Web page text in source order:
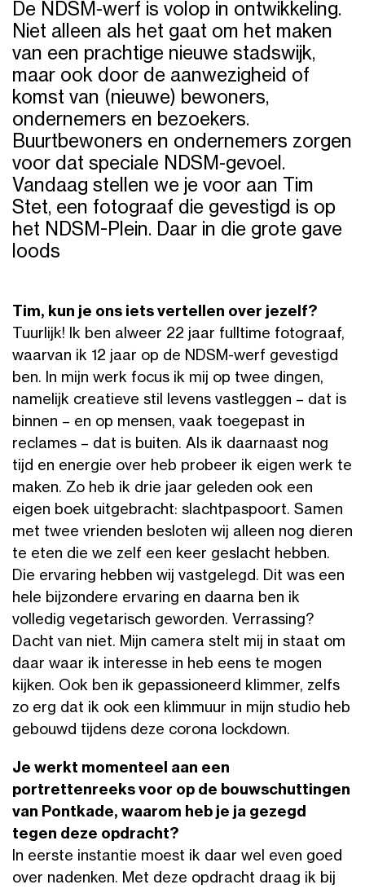
Tim
neemt
je
mee
in
zijn
werk
De NDSM-werf is volop in ontwikkeling.
Niet alleen als het gaat om het maken
van een prachtige nieuwe stadswijk,
maar ook door de aanwezigheid of
komst van (nieuwe) bewoners,
ondernemers en bezoekers.
Buurtbewoners en ondernemers zorgen
voor dat speciale NDSM-gevoel.
Vandaag stellen we je voor aan Tim
Stet, een fotograaf die gevestigd is op
het NDSM-Plein. Daar in die grote gave
loods
Tim, kun je ons iets vertellen over jezelf?
Tuurlijk! Ik ben alweer 22 jaar fulltime fotograaf,
waarvan ik 12 jaar op de NDSM-werf gevestigd
ben. In mijn werk focus ik mij op twee dingen,
namelijk creatieve stil levens vastleggen – dat is
binnen – en op mensen, vaak toegepast in
reclames – dat is buiten. Als ik daarnaast nog
tijd en energie over heb probeer ik eigen werk te
maken. Zo heb ik drie jaar geleden ook een
eigen boek uitgebracht: slachtpaspoort. Samen
met twee vrienden besloten wij alleen nog dieren
te eten die we zelf een keer geslacht hebben.
Die ervaring hebben wij vastgelegd. Dit was een
hele bijzondere ervaring en daarna ben ik
volledig vegetarisch geworden. Verrassing?
Dacht van niet. Mijn camera stelt mij in staat om
daar waar ik interesse in heb eens te mogen
kijken. Ook ben ik gepassioneerd klimmer, zelfs
zo erg dat ik ook een klimmuur in mijn studio heb
gebouwd tijdens deze corona lockdown.
Je werkt momenteel aan een
portrettenreeks voor op de bouwschuttingen
van Pontkade, waarom heb je ja gezegd
tegen deze opdracht?
In eerste instantie moest ik daar wel even goed
over nadenken. Met deze opdracht draag ik bij